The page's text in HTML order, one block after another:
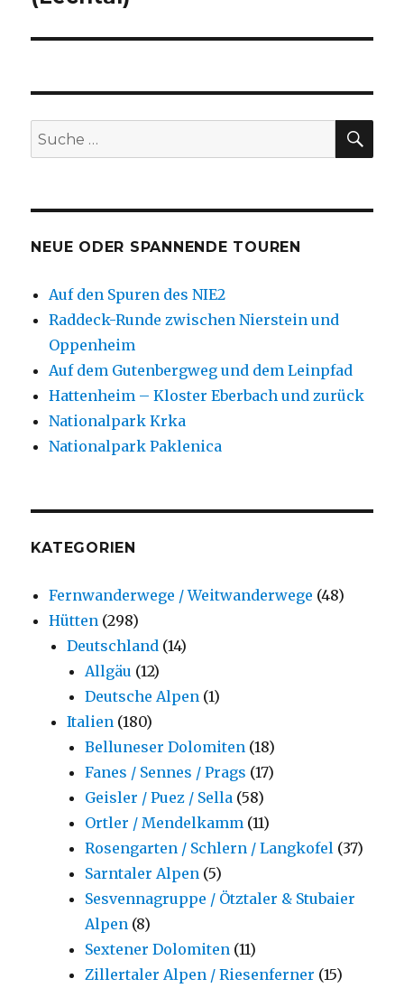
Suche
nach:
NEUE ODER SPANNENDE TOUREN
Auf den Spuren des NIE2
Raddeck-Runde zwischen Nierstein und
Oppenheim
Auf dem Gutenbergweg und dem Leinpfad
Hattenheim – Kloster Eberbach und zurück
Nationalpark Krka
Nationalpark Paklenica
KATEGORIEN
Fernwanderwege / Weitwanderwege (48)
Hütten (298)
Deutschland (14)
Allgäu (12)
Deutsche Alpen (1)
Italien (180)
Belluneser Dolomiten (18)
Fanes / Sennes / Prags (17)
Geisler / Puez / Sella (58)
Ortler / Mendelkamm (11)
Rosengarten / Schlern / Langkofel (37)
Sarntaler Alpen (5)
Sesvennagruppe / Ötztaler & Stubaier
Alpen (8)
Sextener Dolomiten (11)
Zillertaler Alpen / Riesenferner (15)